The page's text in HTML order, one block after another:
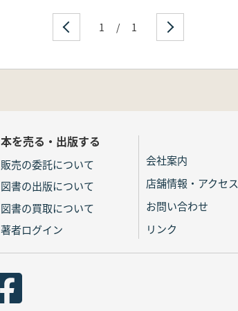
1 / 1
本を売る・出版する
販売の委託について
図書の出版について
図書の買取について
著者ログイン
会社案内
店舗情報・アクセス
お問い合わせ
リンク